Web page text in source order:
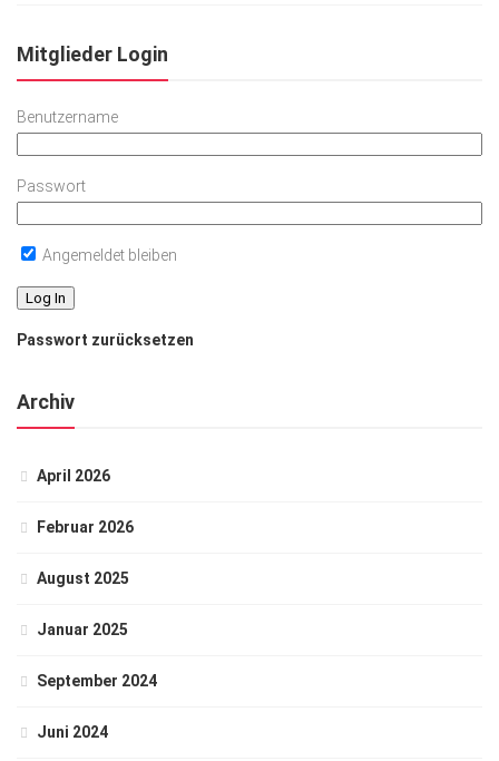
Mitglieder Login
Benutzername
Passwort
Angemeldet bleiben
Passwort zurücksetzen
Archiv
April 2026
Februar 2026
August 2025
Januar 2025
September 2024
Juni 2024